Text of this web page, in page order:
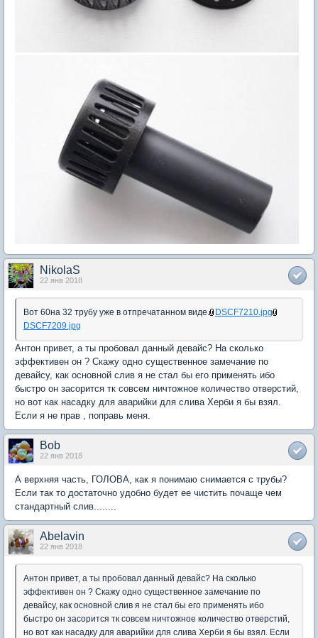
NikolaS
22 янв 2018
Вот 60на 32 трубу уже в отпречатанном виде.
DSCF7210.jpg
DSCF7209.jpg
Антон привет, а ты пробовал данный девайс? На сколько
эффективен он ? Скажу одно существенное замечание по
девайсу, как основной слив я не стал бы его применять ибо
быстро он засорится тк совсем ничтожное количество отверстий,
но вот как насадку для аварийки для слива Херби я бы взял.
Если я не прав , поправь меня.
Bob
22 янв 2018
А верхняя часть, ГОЛОВА, как я понимаю снимается с трубы?
Если так то достаточно удобно будет ее чистить почаще чем
стандартный слив........
Abelavin
22 янв 2018
Антон привет, а ты пробовал данный девайс? На сколько
эффективен он ? Скажу одно существенное замечание по
девайсу, как основной слив я не стал бы его применять ибо
быстро он засорится тк совсем ничтожное количество отверстий,
но вот как насадку для аварийки для слива Херби я бы взял. Если